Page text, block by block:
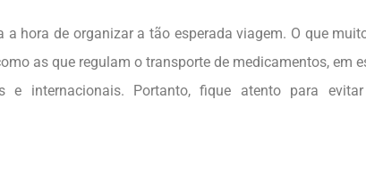
a hora de organizar a tão esperada viagem. O que
as que regulam o transporte de medicamentos, em
e internacionais. Portanto, fique atento para